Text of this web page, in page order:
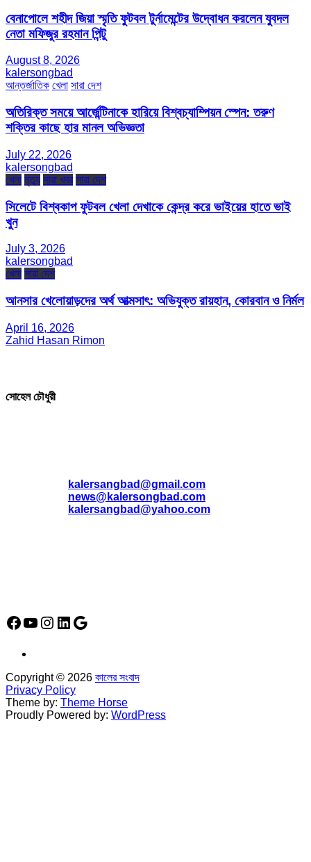
বেনাপোলে শহীদ জিয়া স্মৃতি ফুটবল টুর্নামেন্টের উদ্বোধন করলেন যুবদল
নেতা মফিজুর রহমান পিন্টু
August 8, 2026
kalersongbad
আন্তর্জাতিক খেলা সারা দেশ
অতিরিক্ত সময়ে আর্জেন্টিনাকে হারিয়ে বিশ্বচ্যাম্পিয়ন স্পেন: তরুণ
শক্তির কাছে হার মানল অভিজ্ঞতা
July 22, 2026
kalersongbad
খেলা মৃত্যু সারা খবর সারা দেশ
সিলেটে বিশ্বকাপ ফুটবল খেলা দেখাকে কেন্দ্র করে ভাইয়ের হাতে ভাই
খুন
July 3, 2026
kalersongbad
খেলা সারা দেশ
আনসার খেলোয়াড়দের অর্থ আত্মসাৎ: অভিযুক্ত রায়হান, কোরবান ও নির্মল
April 16, 2026
Zahid Hasan Rimon
সোহেল চৌধুরী
kalersangbad@gmail.com
news@kalersongbad.com
kalersangbad@yahoo.com
Facebook
YouTube
Instagram
LinkedIn
Google
Copyright © 2026 কালের সংবাদ
Privacy Policy
Theme by: Theme Horse
Proudly Powered by: WordPress